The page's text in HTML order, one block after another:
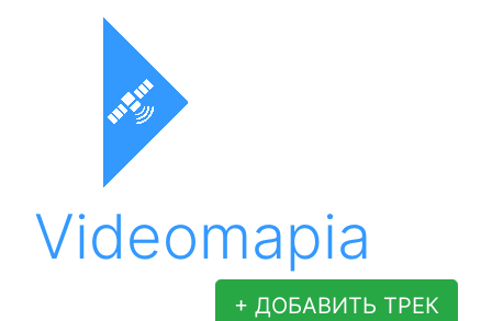
Videomapia
+ ДОБАВИТЬ ТРЕК